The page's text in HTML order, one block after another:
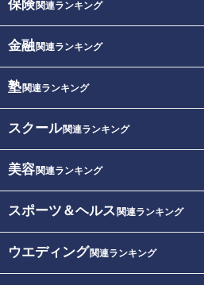
保険関連ランキング
金融関連ランキング
塾関連ランキング
スクール関連ランキング
美容関連ランキング
スポーツ＆ヘルス 関連ランキング
ウエディング関連ランキング